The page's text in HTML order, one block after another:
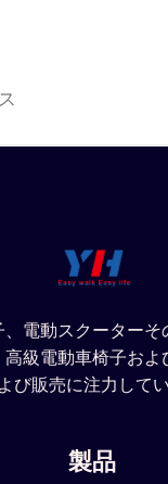
電動スクーター
級電動車椅子お
び販売に注力してい
製品